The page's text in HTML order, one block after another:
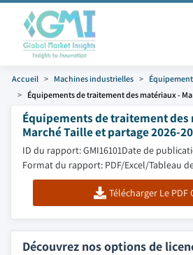
Accueil Machines industrielles
Équipements de traitement des matériaux -
Équipements de traitement des
Marché Taille et partage 2026-
ID du rapport: GMI16101Date de
Format du rapport: PDF/Excel/Tableau
Télécharger Le PDF
Découvrez nos options de